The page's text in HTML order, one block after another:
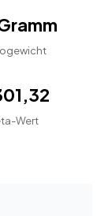
Wert